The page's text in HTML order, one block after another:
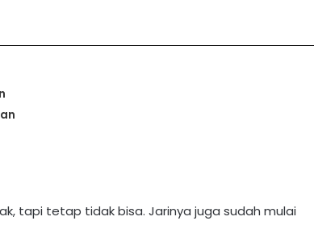
tapi tetap tidak bisa. Jarinya juga sudah mulai